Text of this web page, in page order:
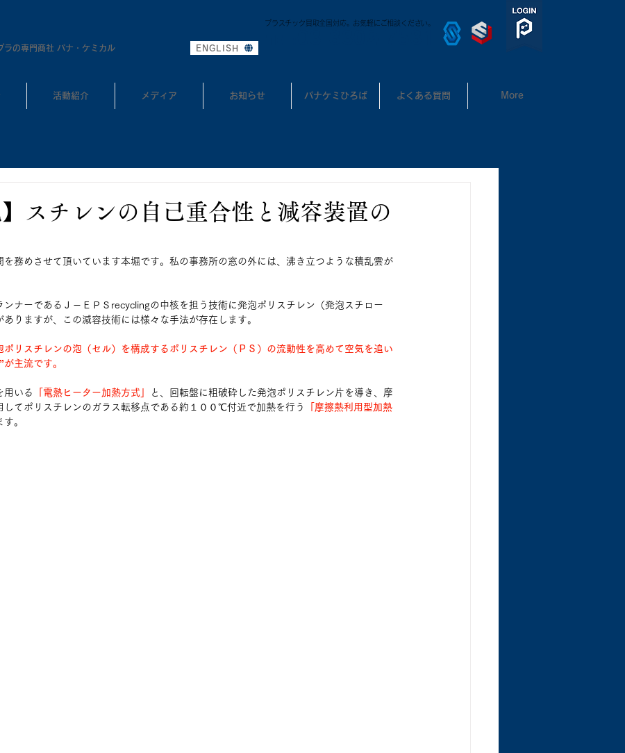
ラの専門商社 パナ・ケミカル ENGLISH
プラスチック買取全国対応。お気軽にご相談ください。
活動紹介 メディア お知らせ パナケミひろば よくある質問 More
】スチレンの自己重合性と減容装置の
を務めさせて頂いています本堀です。私の事務所の窓の外には、沸き立つような積乱雲が
ンナーであるＪ－ＥＰＳrecyclingの中核を担う技術に発泡ポリスチレン（発泡スチロー
りますが、この減容技術には様々な手法が存在します。
リスチレンの泡（セル）を構成するポリスチレン（ＰＳ）の流動性を高めて空気を追い
主流です。
用いる 「電熱ヒーター加熱方式」
と、回転盤に粗破砕した発泡ポリスチレン片を導き、摩
してポリスチレンのガラス転移点である約１００℃付近で加熱を行う
「摩擦熱利用型加熱
。